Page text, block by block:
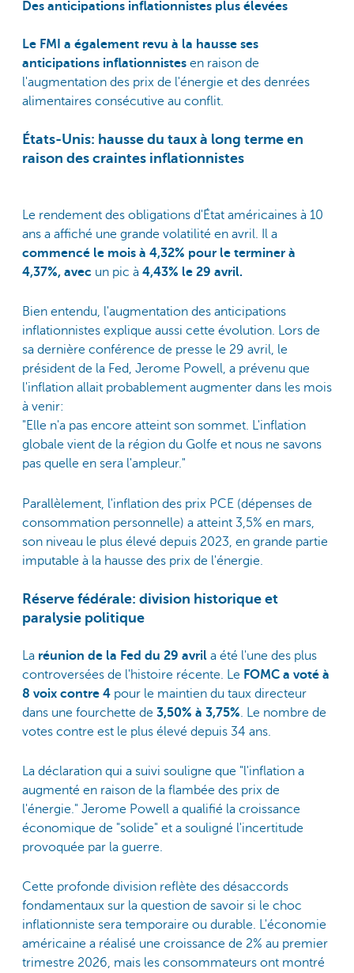
Des anticipations inflationnistes plus élevées
Le FMI a également revu à la hausse ses
anticipations inflationnistes en raison de
l'augmentation des prix de l'énergie et des denrées
alimentaires consécutive au conflit.
États-Unis: hausse du taux à long terme en
raison des craintes inflationnistes
Le rendement des obligations d'État américaines à 10
ans a affiché une grande volatilité en avril. Il a
commencé le mois à 4,32% pour le terminer à
4,37%, avec un pic à 4,43% le 29 avril.
Bien entendu, l'augmentation des anticipations
inflationnistes explique aussi cette évolution. Lors de
sa dernière conférence de presse le 29 avril, le
président de la Fed, Jerome Powell, a prévenu que
l'inflation allait probablement augmenter dans les mois
à venir:
"Elle n'a pas encore atteint son sommet. L'inflation
globale vient de la région du Golfe et nous ne savons
pas quelle en sera l'ampleur."
Parallèlement, l'inflation des prix PCE (dépenses de
consommation personnelle) a atteint 3,5% en mars,
son niveau le plus élevé depuis 2023, en grande partie
imputable à la hausse des prix de l'énergie.
Réserve fédérale: division historique et
paralysie politique
La réunion de la Fed du 29 avril a été l'une des plus
controversées de l'histoire récente. Le FOMC a voté à
8 voix contre 4 pour le maintien du taux directeur
dans une fourchette de 3,50% à 3,75%. Le nombre de
votes contre est le plus élevé depuis 34 ans.
La déclaration qui a suivi souligne que "l'inflation a
augmenté en raison de la flambée des prix de
l'énergie." Jerome Powell a qualifié la croissance
économique de "solide" et a souligné l'incertitude
provoquée par la guerre.
Cette profonde division reflète des désaccords
fondamentaux sur la question de savoir si le choc
inflationniste sera temporaire ou durable. L'économie
américaine a réalisé une croissance de 2% au premier
trimestre 2026, mais les consommateurs ont montré